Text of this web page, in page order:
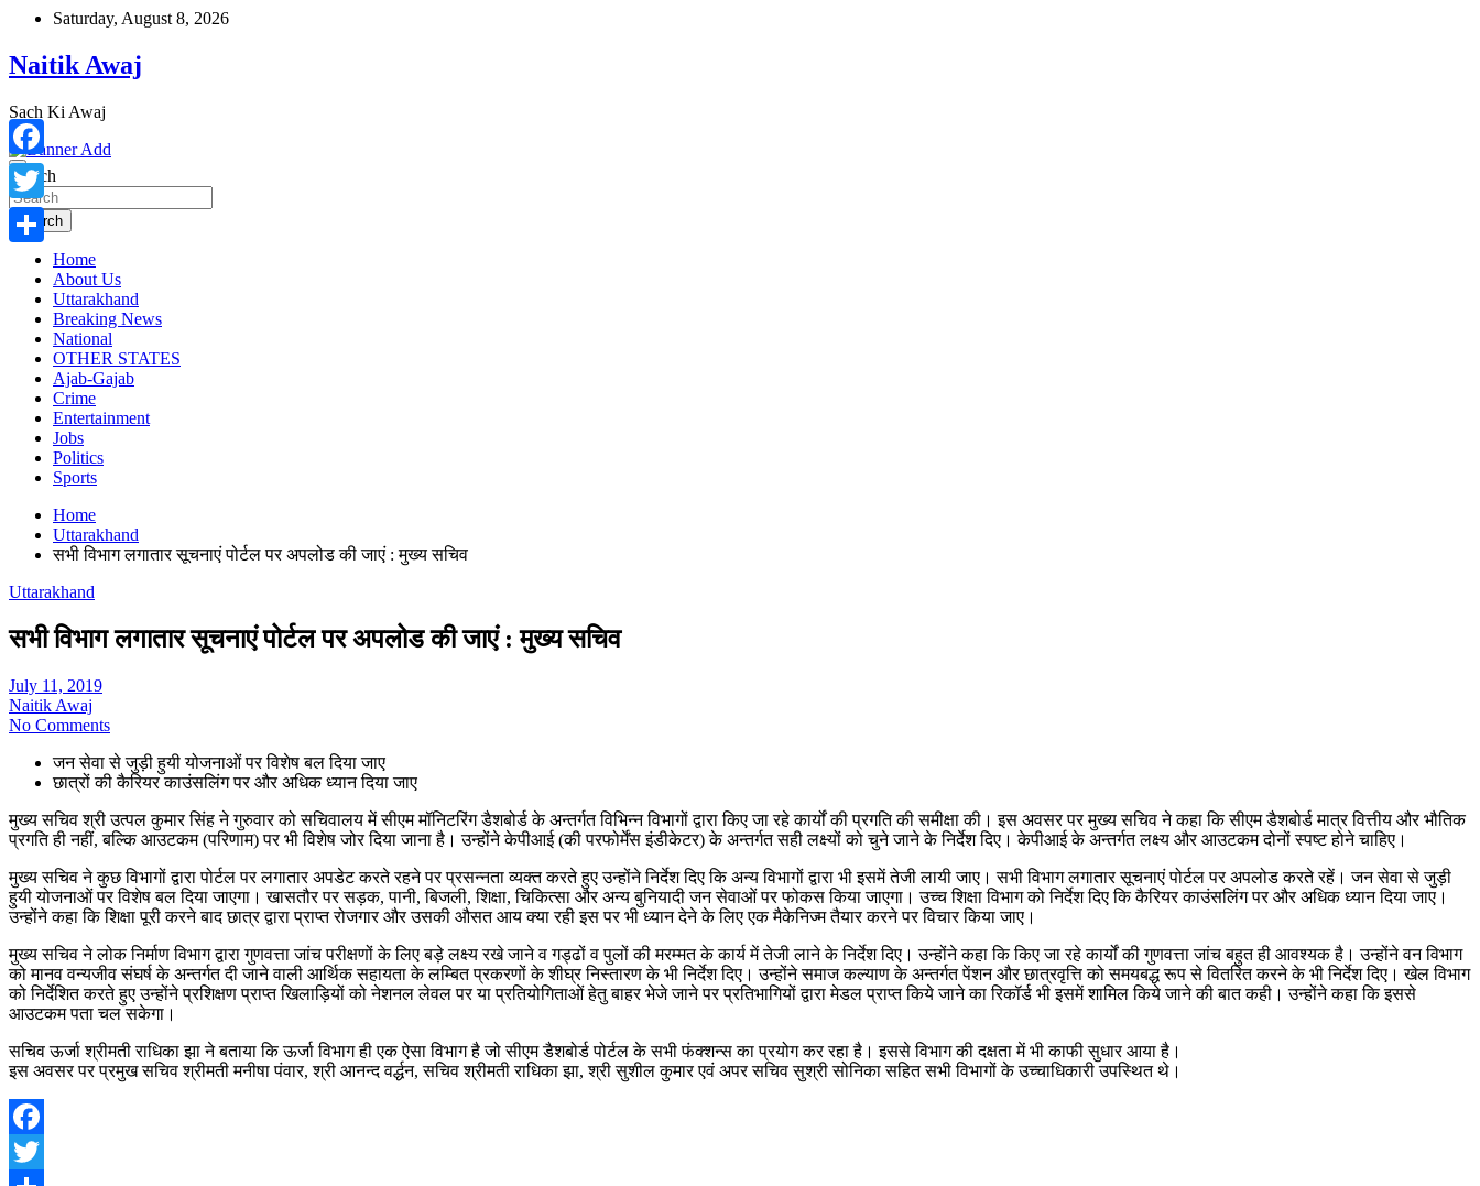
Skip
content
Saturday, August 8, 2026
Naitik Awaj
Sach Ki Awaj
Search
Search
Home
About Us
Uttarakhand
Breaking News
National
OTHER STATES
Ajab-Gajab
Crime
Entertainment
Jobs
Politics
Sports
Home
Uttarakhand
सभी विभाग लगातार सूचनाएं पोर्टल पर अपलोड की जाएं : मुख्य सचिव
Uttarakhand
सभी विभाग लगातार सूचनाएं पोर्टल पर अपलोड की जाएं : मुख्य सचिव
July 11, 2019
Naitik Awaj
No Comments
जन सेवा से जुड़ी हुयी योजनाओं पर विशेष बल दिया जाए
छात्रों की कैरियर काउंसलिंग पर और अधिक ध्यान दिया जाए
मुख्य सचिव श्री उत्पल कुमार सिंह ने गुरुवार को सचिवालय में सीएम मॉनिटरिंग डैशबोर्ड के अन्तर्गत विभिन्न विभागों द्वारा किए जा रहे कार्यों की प्रगति की समीक्षा की। इस अवसर पर मुख्य सचिव ने कहा कि सीएम डैशबोर्ड मात्र वित्तीय और भौतिक
प्रगति ही नहीं, बल्कि आउटकम (परिणाम) पर भी विशेष जोर दिया जाना है। उन्होंने केपीआई (की परफोर्मेंस इंडीकेटर) के अन्तर्गत सही लक्ष्यों को चुने जाने के निर्देश दिए। केपीआई के अन्तर्गत लक्ष्य और आउटकम दोनों स्पष्ट होने चाहिए।
मुख्य सचिव ने कुछ विभागों द्वारा पोर्टल पर लगातार अपडेट करते रहने पर प्रसन्नता व्यक्त करते हुए उन्होंने निर्देश दिए कि अन्य विभागों द्वारा भी इसमें तेजी लायी जाए। सभी विभाग लगातार सूचनाएं पोर्टल पर अपलोड करते रहें। जन सेवा से जुड़ी
हुयी योजनाओं पर विशेष बल दिया जाएगा। खासतौर पर सड़क, पानी, बिजली, शिक्षा, चिकित्सा और अन्य बुनियादी जन सेवाओं पर फोकस किया जाएगा। उच्च शिक्षा विभाग को निर्देश दिए कि कैरियर काउंसलिंग पर और अधिक ध्यान दिया जाए।
उन्होंने कहा कि शिक्षा पूरी करने बाद छात्र द्वारा प्राप्त रोजगार और उसकी औसत आय क्या रही इस पर भी ध्यान देने के लिए एक मैकेनिज्म तैयार करने पर विचार किया जाए।
मुख्य सचिव ने लोक निर्माण विभाग द्वारा गुणवत्ता जांच परीक्षणों के लिए बड़े लक्ष्य रखे जाने व गड्ढों व पुलों की मरम्मत के कार्य में तेजी लाने के निर्देश दिए। उन्होंने कहा कि किए जा रहे कार्यों की गुणवत्ता जांच बहुत ही आवश्यक है। उन्होंने वन विभाग
को मानव वन्यजीव संघर्ष के अन्तर्गत दी जाने वाली आर्थिक सहायता के लम्बित प्रकरणों के शीघ्र निस्तारण के भी निर्देश दिए। उन्होंने समाज कल्याण के अन्तर्गत पेंशन और छात्रवृत्ति को समयबद्ध रूप से वितरित करने के भी निर्देश दिए। खेल विभाग
को निर्देशित करते हुए उन्होंने प्रशिक्षण प्राप्त खिलाड़ियों को नेशनल लेवल पर या प्रतियोगिताओं हेतु बाहर भेजे जाने पर प्रतिभागियों द्वारा मेडल प्राप्त किये जाने का रिकॉर्ड भी इसमें शामिल किये जाने की बात कही। उन्होंने कहा कि इससे
आउटकम पता चल सकेगा।
सचिव ऊर्जा श्रीमती राधिका झा ने बताया कि ऊर्जा विभाग ही एक ऐसा विभाग है जो सीएम डैशबोर्ड पोर्टल के सभी फंक्शन्स का प्रयोग कर रहा है। इससे विभाग की दक्षता में भी काफी सुधार आया है।
इस अवसर पर प्रमुख सचिव श्रीमती मनीषा पंवार, श्री आनन्द वर्द्धन, सचिव श्रीमती राधिका झा, श्री सुशील कुमार एवं अपर सचिव सुश्री सोनिका सहित सभी विभागों के उच्चाधिकारी उपस्थित थे।
Facebook
Facebook
Twitter
Share